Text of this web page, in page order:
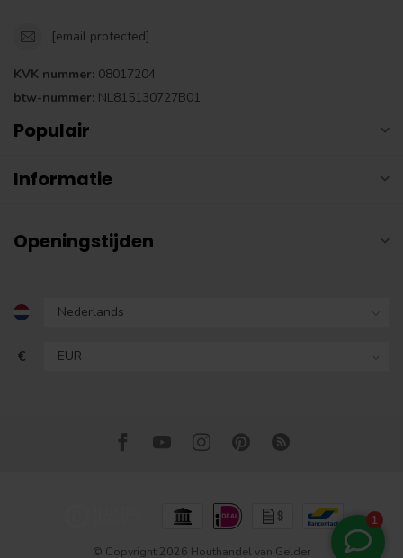
[email protected]
KVK nummer: 08017204
btw-nummer: NL815130727B01
Populair
Informatie
Openingstijden
€
© Copyright 2026 Houthandel van Gelder